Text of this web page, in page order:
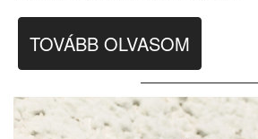
TOVÁBB OLVASOM